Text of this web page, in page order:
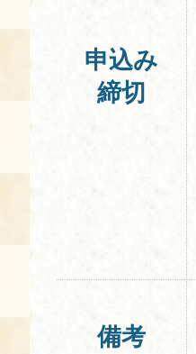
申込み
締切
備考